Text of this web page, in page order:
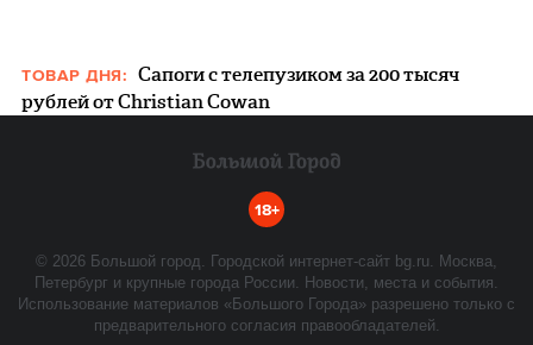
ТОВАР ДНЯ: Сапоги с телепузиком за 200 тысяч
рублей от Christian Cowan
18+
© 2026 Большой город. Городской интернет-сайт bg.ru. Москва,
Петербург и крупные города России. Новости, места и события.
Использование материалов «Большого Города» разрешено только с
предварительного согласия правообладателей.